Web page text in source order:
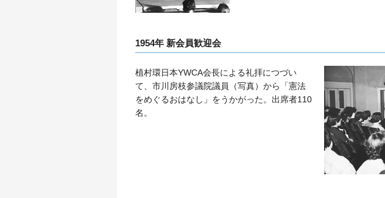
1954年 新会員歓迎会
植村環日本YWCA会長による礼拝につづい
て、市川房枝参議院議員（写真）から「憲法
をめぐるおはなし」をうかがった。出席者110
名。